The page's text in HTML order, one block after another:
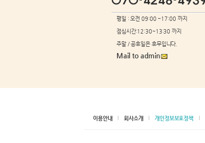
평일 : 오전 09:00 ~17:00 까지
점심시간:12:30~13:30 까지
주말 / 공휴일은 휴무입니다.
Mail to admin
이용안내 회사소개 개인정보보호정책